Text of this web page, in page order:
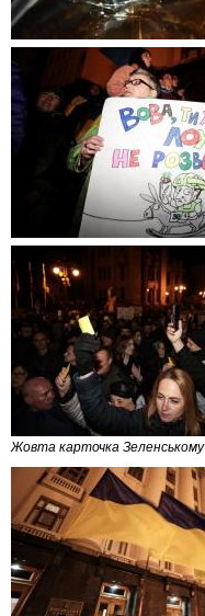
Жовта карточка Зеленському